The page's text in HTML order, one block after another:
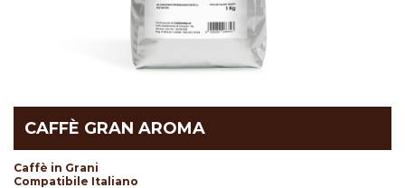
CAFFÈ GRAN AROMA
Caffè in Grani
Compatibile Italiano